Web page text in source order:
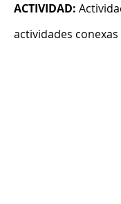
ACTIVIDAD:
actividades